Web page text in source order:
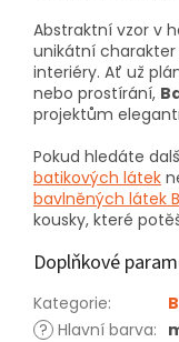
Abstraktní vzor v
unikátní
interiéry. Ať už
nebo prostírání,
projektům
Pokud hledáte
batikových látek
bavlněných látek
kousky, které
Doplňkové
Kategorie:
? Hlavní barva: